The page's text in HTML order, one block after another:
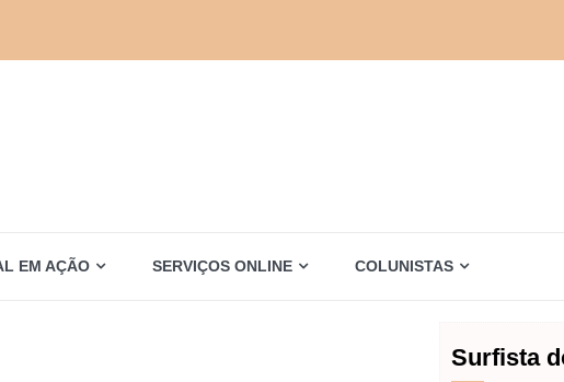
EM AÇÃO SERVIÇOS ONLINE COLUNISTAS
Surfista